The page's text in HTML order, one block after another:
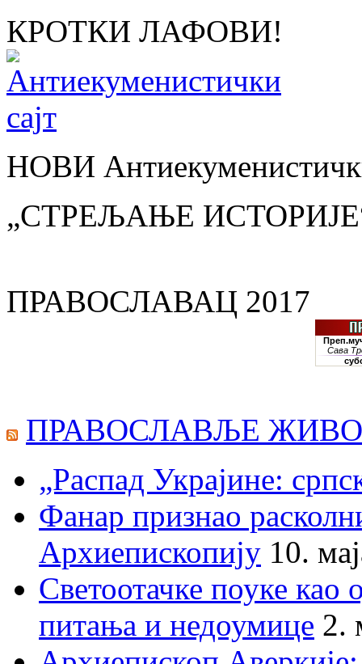
КРОТКИ ЛАФОВИ!
НОВИ
„СТРЕЉАЊЕ
ПРАВОСЛАВАЦ 2017
ПРАВОСЛАВЉЕ
„Распад Украјине:
Фанар признао
Архиепископију 10.
Светоотачке поуке као
питања и недоумице 2.